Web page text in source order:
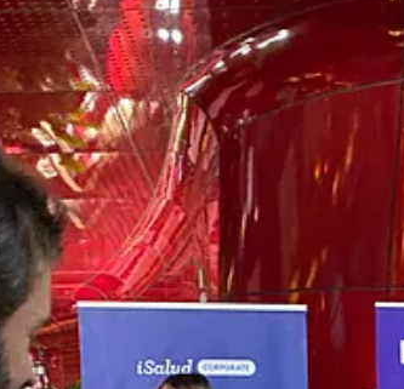
non basta mai, ne valga decisamente la pena.